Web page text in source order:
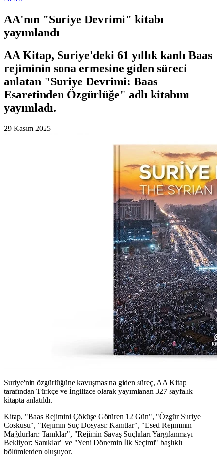
AA'nın "Suriye Devrimi" kitabı
yayımlandı
AA Kitap, Suriye'deki 61 yıllık kanlı Baas
rejiminin sona ermesine giden süreci
anlatan "Suriye Devrimi: Baas
Esaretinden Özgürlüğe" adlı kitabını
yayımladı.
29 Kasım 2025
Suriye'nin özgürlüğüne kavuşmasına giden süreç, AA Kitap
tarafından Türkçe ve İngilizce olarak yayımlanan 327 sayfalık
kitapta anlatıldı.
Kitap, "Baas Rejimini Çöküşe Götüren 12 Gün", "Özgür Suriye
Coşkusu", "Rejimin Suç Dosyası: Kanıtlar", "Esed Rejiminin
Mağdurları: Tanıklar", "Rejimin Savaş Suçluları Yargılanmayı
Bekliyor: Sanıklar" ve "Yeni Dönemin İlk Seçimi" başlıklı
bölümlerden oluşuyor.